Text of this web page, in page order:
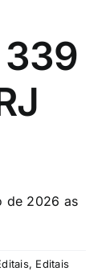
de 2026 as
, Editais